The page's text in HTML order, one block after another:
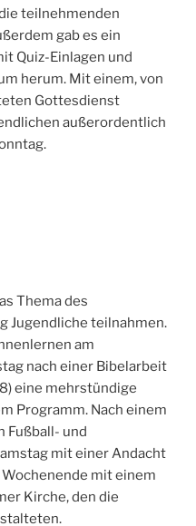
teilnehmenden
gab es ein
Quiz-Einlagen und
herum. Mit einem, von
Gottesdienst
außerordentlich
Thema des
Jugendliche teilnahmen.
am
nach einer Bibelarbeit
eine mehrstündige
Programm. Nach einem
Fußball- und
mit einer Andacht
mit einem
Kirche, den die